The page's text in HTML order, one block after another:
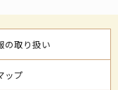
の取り扱い
ップ